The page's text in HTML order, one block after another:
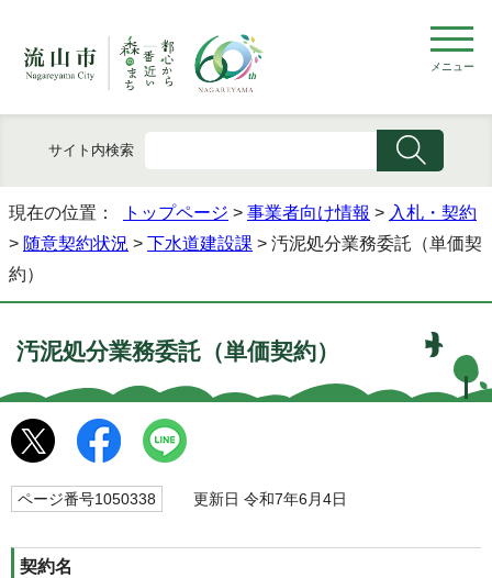
メニュー
サイト内検索
現在の位置： トップページ > 事業者向け情報 > 入札・契約
> 随意契約状況 > 下水道建設課 > 汚泥処分業務委託（単価契
約）
汚泥処分業務委託（単価契約）
ページ番号1050338 更新日 令和7年6月4日
契約名